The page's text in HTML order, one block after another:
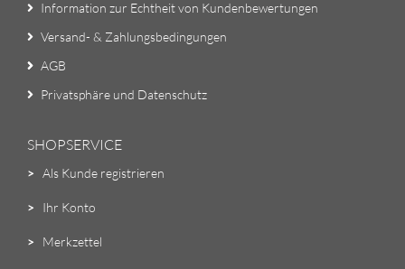
Information zur Echtheit von Kundenbewertungen
Versand- & Zahlungsbedingungen
AGB
Privatsphäre und Datenschutz
SHOPSERVICE
> Als Kunde registrieren
> Ihr Konto
> Merkzettel